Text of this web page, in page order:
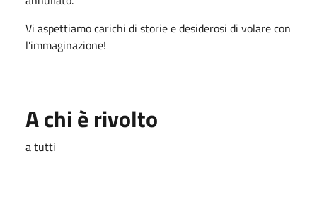
Vi aspettiamo carichi di storie e desiderosi di volare con
l'immaginazione!
A chi è rivolto
a tutti